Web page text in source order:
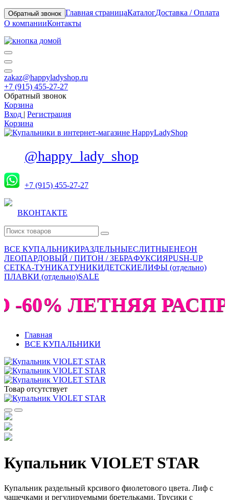
Обратный звонок Главная страницаКаталогДоставка / Оплата
О компанииКонтакты
zakaz@happyladyshop.ru
+7 (915) 455-27-27
Обратный звонок
Корзина
Вход | Регистрация
Корзина
@happy_lady_shop
+7 (915) 455-27-27
ВКОНТАКТЕ
ВСЕ КУПАЛЬНИКИРАЗДЕЛЬНЫЕСЛИТНЫЕНЕОН
ЛЕОПАРДОВЫЙ / ПИТОН / ЗЕБРАФУКСИЯPUSH-UP
СЕТКА-ТУНИКАТУНИКИДЕТСКИЕЛИФЫ (отдельно)
ПЛАВКИ (отдельно)SALE
-60% ЛЕТНЯЯ
Главная
ВСЕ КУПАЛЬНИКИ
Товар отсутствует
Купальник VIOLET STAR
Купальник раздельный крсивого фиолетового цвета. Лиф с
чашечками и регулируемыми бретельками. Трусики с